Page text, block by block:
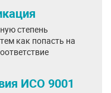
степень
как попасть на
ИСО 9001